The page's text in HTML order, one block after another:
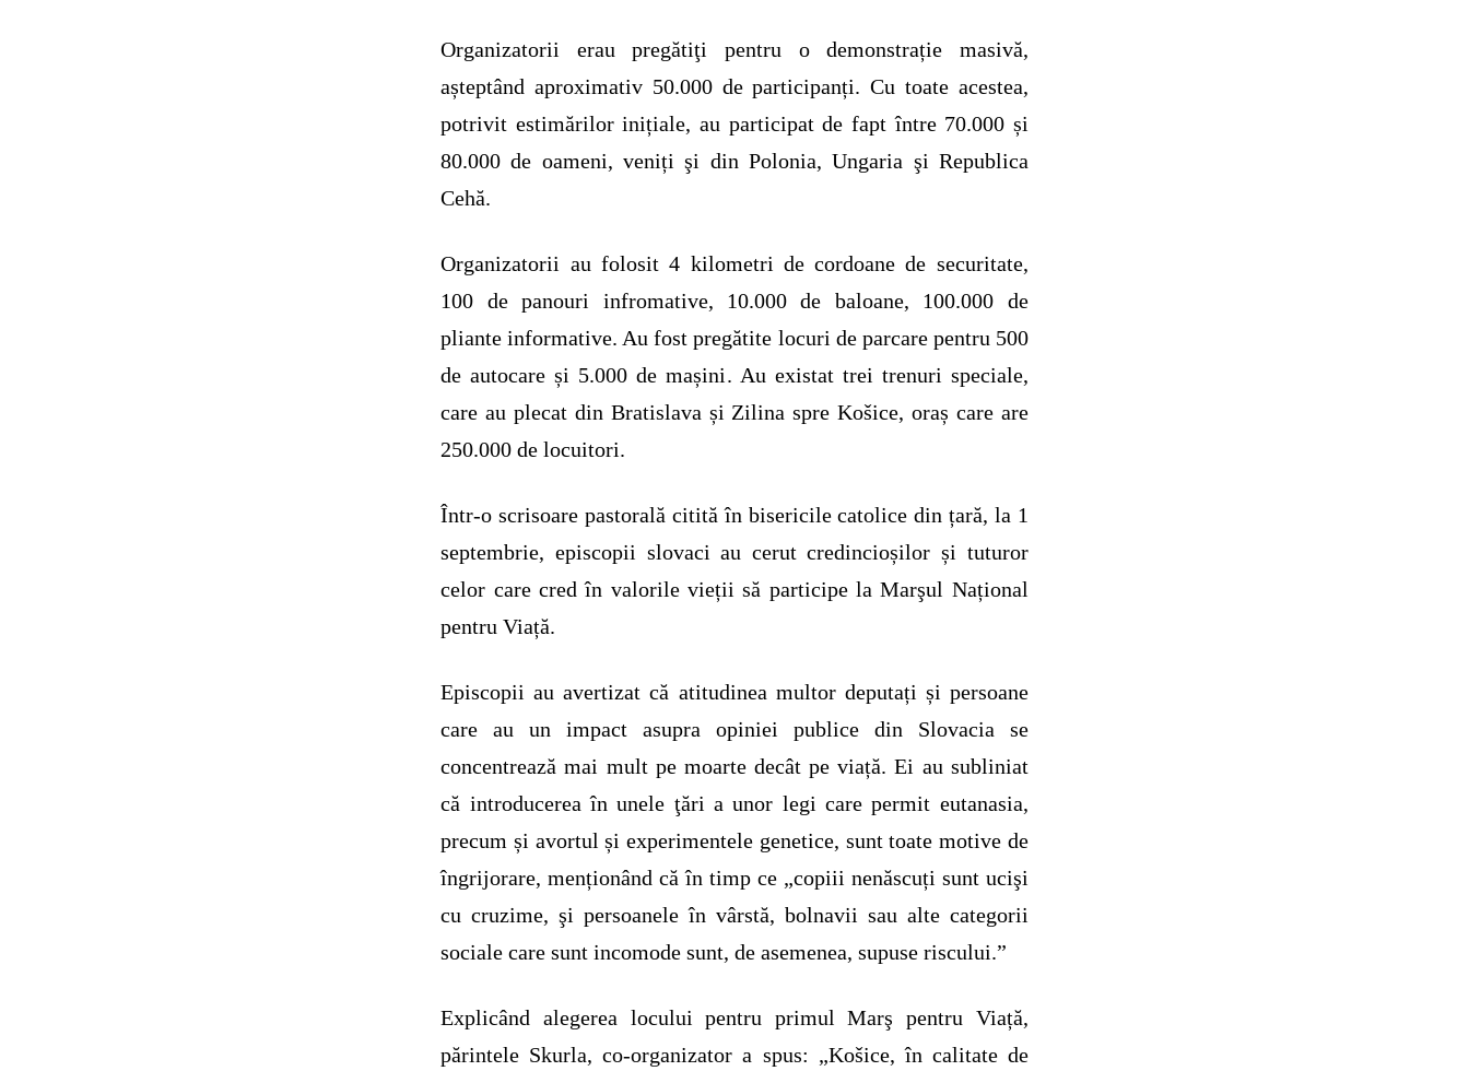
Organizatorii erau pregătiţi pentru o demonstrație masivă,
așteptând aproximativ 50.000 de participanți. Cu toate acestea,
potrivit estimărilor inițiale, au participat de fapt între 70.000 și
80.000 de oameni, veniți şi din Polonia, Ungaria şi Republica
Cehă.
Organizatorii au folosit 4 kilometri de cordoane de securitate,
100 de panouri infromative, 10.000 de baloane, 100.000 de
pliante informative. Au fost pregătite locuri de parcare pentru 500
de autocare și 5.000 de mașini. Au existat trei trenuri speciale,
care au plecat din Bratislava și Zilina spre Košice, oraș care are
250.000 de locuitori.
Într-o scrisoare pastorală citită în bisericile catolice din țară, la 1
septembrie, episcopii slovaci au cerut credincioșilor și tuturor
celor care cred în valorile vieții să participe la Marşul Național
pentru Viață.
Episcopii au avertizat că atitudinea multor deputați și persoane
care au un impact asupra opiniei publice din Slovacia se
concentrează mai mult pe moarte decât pe viață. Ei au subliniat
că introducerea în unele ţări a unor legi care permit eutanasia,
precum și avortul și experimentele genetice, sunt toate motive de
îngrijorare, menționând că în timp ce „copiii nenăscuți sunt ucişi
cu cruzime, şi persoanele în vârstă, bolnavii sau alte categorii
sociale care sunt incomode sunt, de asemenea, supuse riscului.”
Explicând alegerea locului pentru primul Marş pentru Viață,
părintele Skurla, co-organizator a spus: „Košice, în calitate de